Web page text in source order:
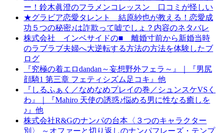
ー！鈴木眞澄のフラメンコレッスン 口コミが怪しい
★グラビア恋愛タレント 結原紗也が教える！恋愛成
功５つの秘密♪は詐欺って嘘でしょ？内容のネタバレ
株式会社 インベサイドの■ 離婚寸前から新婚当時
のラブラブ夫婦へ大逆転する方法の方法を体験したブ
ログ
『究極の着エロdandan～妄想野外フェラ～』｜『男尻
顔騎1 第三章 フェティシズム足コキ』他
『しるふぁく／なめなめプレイの巻／シュンスケVSく
わ』｜『Mahiro 天使の誘惑♪悩める男に性なる癒しを
♪』他
株式会社R&Gのナンパの台本〈３つのキャラクター
別〉 ～オファーと切り返しのナンパフレーズ・テンプ